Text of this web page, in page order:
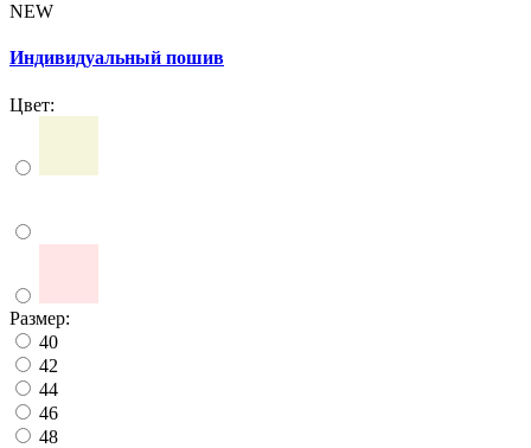
NEW
Индивидуальный пошив
Цвет:
Размер:
40
42
44
46
48